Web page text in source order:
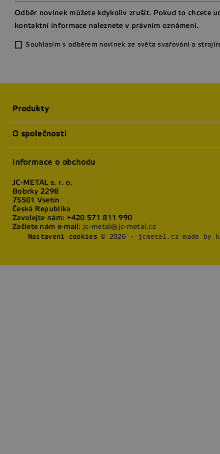
Odběr novinek můžete kdykoliv zrušit. Pokud to chcete
kontaktní informace naleznete v právním oznámení.
Souhlasím s odběrem novinek ze světa svařování a
Produkty
O společnosti
Informace o obchodu
JC-METAL s. r. o.
Bobrky 2298
75501 Vsetín
Česká Republika
Zavolejte nám: +420 571 811 990
Zašlete nám e-mail: jc-metal@jc-metal.cz
Nastavení cookies © 2026 - jcmetal.cz made by